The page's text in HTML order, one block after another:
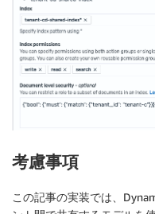
考慮事項
この記事の実装では、